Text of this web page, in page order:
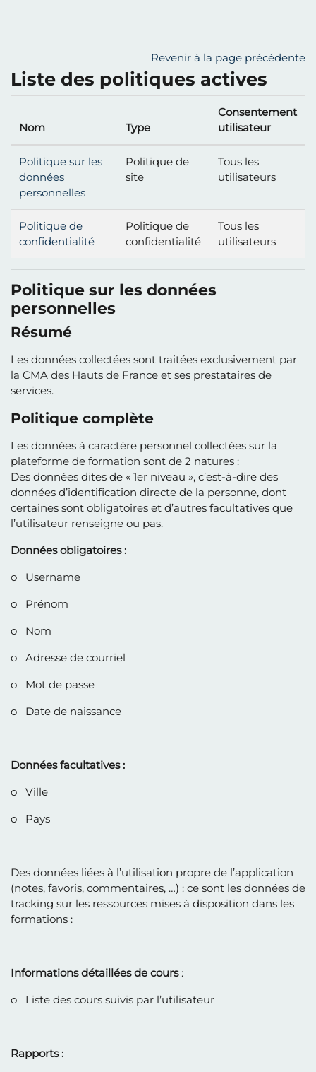
Revenir à la page précédente
Liste des politiques actives
Nom Type
Consentement
utilisateur
Politique sur les
données
personnelles
Politique de
site
Tous les
utilisateurs
Politique de
confidentialité
Politique de
confidentialité
Tous les
utilisateurs
Politique sur les données
personnelles
Résumé
Les données collectées sont traitées exclusivement par
la CMA des Hauts de France et ses prestataires de
services.
Politique complète
Les données à caractère personnel collectées sur la
plateforme de formation sont de 2 natures :
Des données dites de « 1er niveau », c’est-à-dire des
données d’identification directe de la personne, dont
certaines sont obligatoires et d’autres facultatives que
l’utilisateur renseigne ou pas.
Données obligatoires :
o Username
o Prénom
o Nom
o Adresse de courriel
o Mot de passe
o Date de naissance
Données facultatives :
o Ville
o Pays
Des données liées à l’utilisation propre de l’application
(notes, favoris, commentaires, …) : ce sont les données de
tracking sur les ressources mises à disposition dans les
formations :
Informations détaillées de cours :
o Liste des cours suivis par l’utilisateur
Rapports :